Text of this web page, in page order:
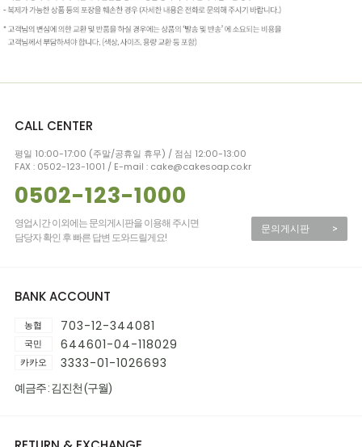
CALL CENTER
평일 10:00-17:00 (주말/공휴일 휴무) / 점심 12:00-13:00
FAX : 0502-123-1001 / E-mail : cake@cakesoap.co.kr
0502-123-1000
영업시간 이외에는 문의게시판을 이용해 주시면
담당자 확인 후 빠른 답변 도와드릴게요!
문의게시판 >
BANK ACCOUNT
농협 703-12-344081
국민 644601-04-118029
카카오 3333-01-1026693
예금주 : 김진천 (구월)